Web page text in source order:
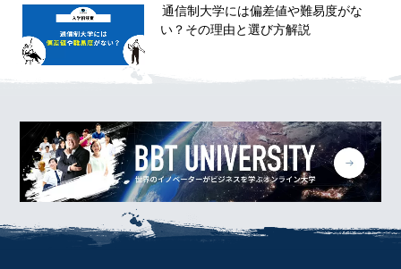
通信制大学には偏差値や難易度がな
い？その理由と選び方解説